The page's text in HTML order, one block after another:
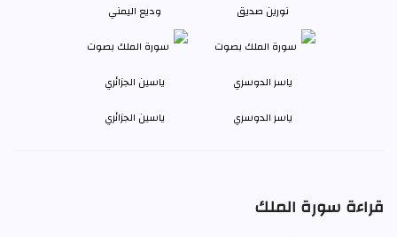
نورين صديق وديع اليمني
ياسر الدوسري ياسين الجزائري
قراءة سورة الملك